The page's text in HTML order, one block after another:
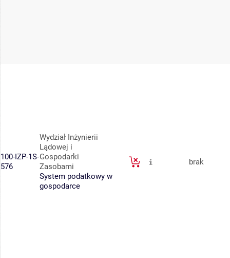
100-IZP-1S-
576
Wydział Inżynierii
Lądowej i
Gospodarki
Zasobami
System podatkowy w
gospodarce
brak